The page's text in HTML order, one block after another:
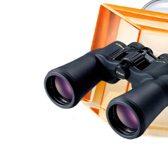
Формирование отчета
внутреннего
Подготовка
Настройка
«Пользователи»,
Настройка видов
Настройка форм
приказов (до 3-х